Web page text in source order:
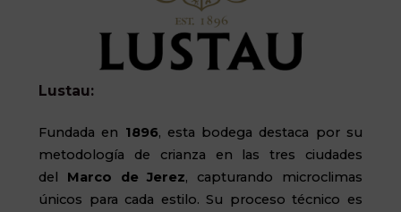
Lustau:
Fundada en 1896, esta bodega destaca por su
metodología de crianza en las tres ciudades
del Marco de Jerez, capturando microclimas
únicos para cada estilo. Su proceso técnico es